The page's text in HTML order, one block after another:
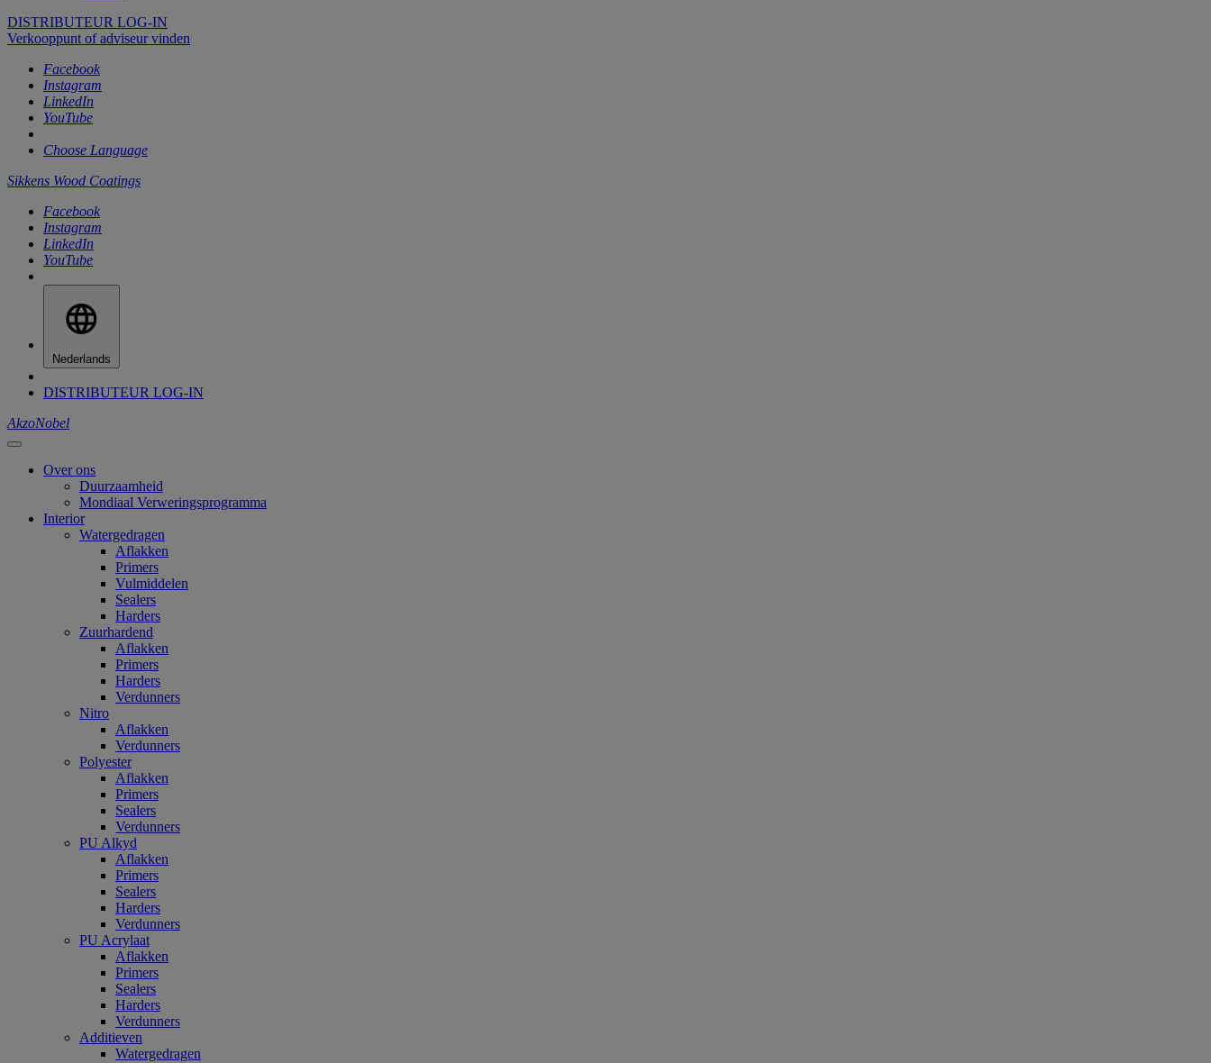
DISTRIBUTEUR LOG-IN
Verkooppunt of adviseur vinden
Facebook
Instagram
LinkedIn
YouTube
Choose Language
Sikkens Wood Coatings
Facebook
Instagram
LinkedIn
YouTube
Nederlands
DISTRIBUTEUR LOG-IN
AkzoNobel
Over ons
Duurzaamheid
Mondiaal Verweringsprogramma
Interior
Watergedragen
Aflakken
Primers
Vulmiddelen
Sealers
Harders
Zuurhardend
Aflakken
Primers
Harders
Verdunners
Nitro
Aflakken
Verdunners
Polyester
Aflakken
Primers
Sealers
Verdunners
PU Alkyd
Aflakken
Primers
Sealers
Harders
Verdunners
PU Acrylaat
Aflakken
Primers
Sealers
Harders
Verdunners
Additieven
Watergedragen